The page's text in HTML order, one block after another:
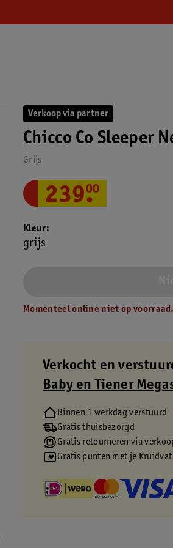
Verkoop via partner
Chicco Co Sleeper
Grijs
239.
00
Kleur
grijs
Momenteel online niet op voorraad.
Verkocht en
Baby en Tiener
Binnen 1 werkdag verstuurd
Gratis thuisbezorgd
Gratis retourneren via
Gratis punten met je